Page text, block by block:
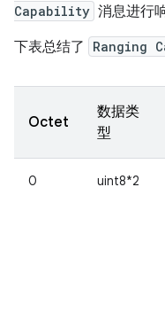
Capability 消息进行
下表总结了
Ranging
Octet
数据类
型
0 uint8*2